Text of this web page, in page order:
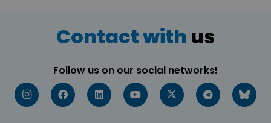
Contact with us
Follow us on our social networks!